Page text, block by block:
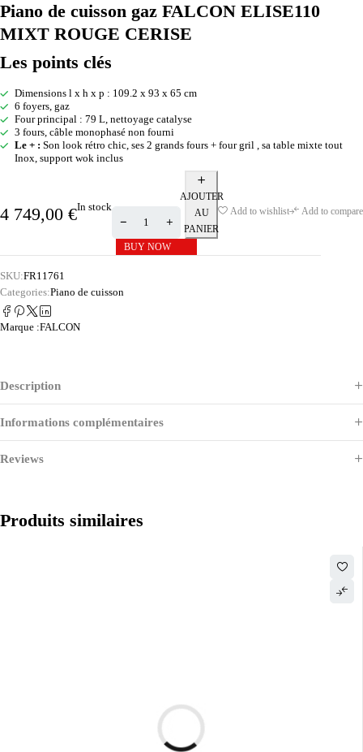
Piano de cuisson gaz FALCON ELISE110
MIXT ROUGE CERISE
Les points clés
Dimensions l x h x p : 109.2 x 93 x 65 cm
6 foyers, gaz
Four principal : 79 L, nettoyage catalyse
3 fours, câble monophasé non fourni
Le + : Son look rétro chic, ses 2 grands fours + four gril , sa table mixte tout
Inox, support wok inclus
4 749,00 €In stock
AJOUTER
AU
PANIER
BUY NOW
Add to wishlist Add to compare
SKU:FR11761
Categories:Piano de cuisson
Marque :FALCON
Description
Informations complémentaires
Reviews
Produits similaires